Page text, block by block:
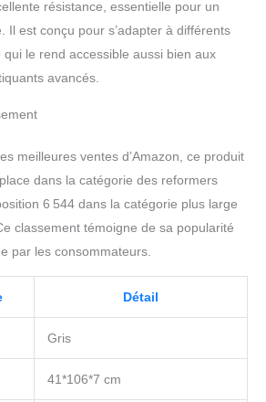
résistance, essentielle pour un
Il est conçu pour s’adapter à différents
le rend accessible aussi bien aux
avancés.
meilleures ventes d’Amazon, ce produit
dans la catégorie des reformers
6 544 dans la catégorie plus large
classement témoigne de sa popularité
par les consommateurs.
Détail
Gris
41*106*7 cm